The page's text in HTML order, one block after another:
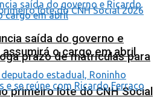
prazo de matrículas para
primeiro lote do CNH Social
saída do governo e
assumirá o cargo em abril